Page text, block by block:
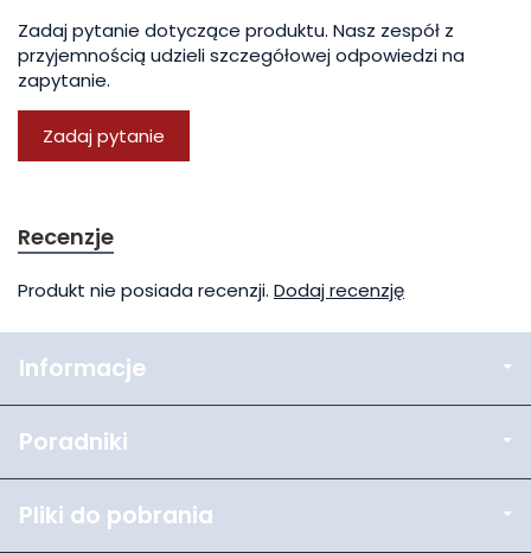
Zadaj pytanie dotyczące produktu. Nasz zespół z
przyjemnością udzieli szczegółowej odpowiedzi na
zapytanie.
Zadaj pytanie
Recenzje
Produkt nie posiada recenzji. Dodaj recenzję
Informacje
Poradniki
Pliki do pobrania